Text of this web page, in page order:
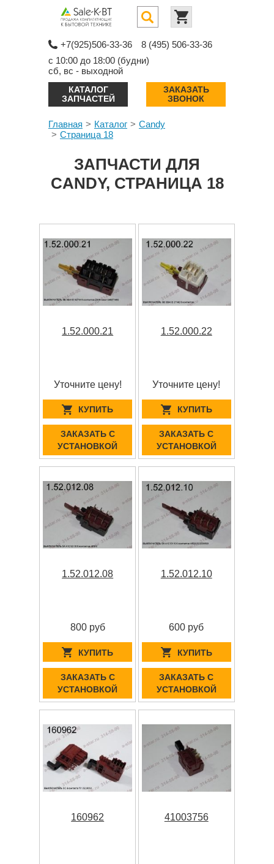
+7(925)506-33-36
8 (495) 506-33-36
с 10:00 до 18:00 (будни)
сб, вс - выходной
КАТАЛОГ
ЗАПЧАСТЕЙ
ЗАКАЗАТЬ
ЗВОНОК
Главная Каталог
Candy
Страница 18
ЗАПЧАСТИ ДЛЯ
CANDY, СТРАНИЦА 18
1.52.000.21
Уточните цену!
КУПИТЬ
ЗАКАЗАТЬ С
УСТАНОВКОЙ
1.52.000.22
Уточните цену!
КУПИТЬ
ЗАКАЗАТЬ С
УСТАНОВКОЙ
1.52.012.08
800 руб
КУПИТЬ
ЗАКАЗАТЬ С
УСТАНОВКОЙ
1.52.012.10
600 руб
КУПИТЬ
ЗАКАЗАТЬ С
УСТАНОВКОЙ
160962 41003756